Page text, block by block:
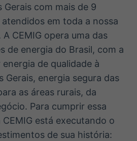
com mais de 9
em toda a nossa
CEMIG opera uma das
de energia do Brasil, com a
de qualidade à
Gerais, energia segura das
as áreas rurais, da
Para cumprir essa
está executando o
de sua história: